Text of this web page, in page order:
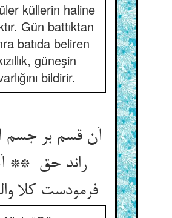
küllerin haline
Gün battıktan
batıda beliren
güneşin
bildirir.
آن قسم بر جسم
راند حق **
فرمودست کلا والشفق